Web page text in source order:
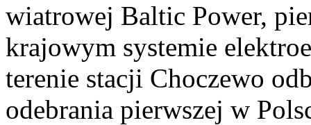
wiatrowej Baltic Power,
krajowym systemie
terenie stacji Choczewo
odebrania pierwszej w